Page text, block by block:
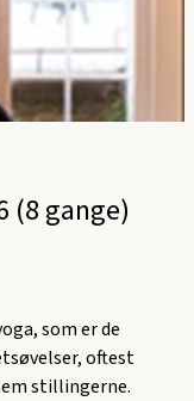
(8 gange)
som er de
oftest
stillingerne.